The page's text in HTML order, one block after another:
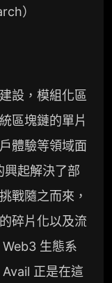
）
設，模組化區
區塊鏈的單片
體驗等領域面
興起解決了部
戰隨之而來，
碎片化以及流
生態系
正是在這